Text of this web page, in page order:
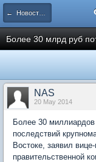
← Новости рынка недвижимости
Более 30 млрд руб
NAS
20 May 2014
Более 30
последствий
Востоке, заявил
правительственной